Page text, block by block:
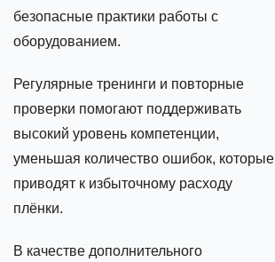
безопасные практики работы с
оборудованием.
Регулярные тренинги и повторные
проверки помогают поддерживать
высокий уровень компетенции,
уменьшая количество ошибок, которые
приводят к избыточному расходу
плёнки.
В качестве дополнительного